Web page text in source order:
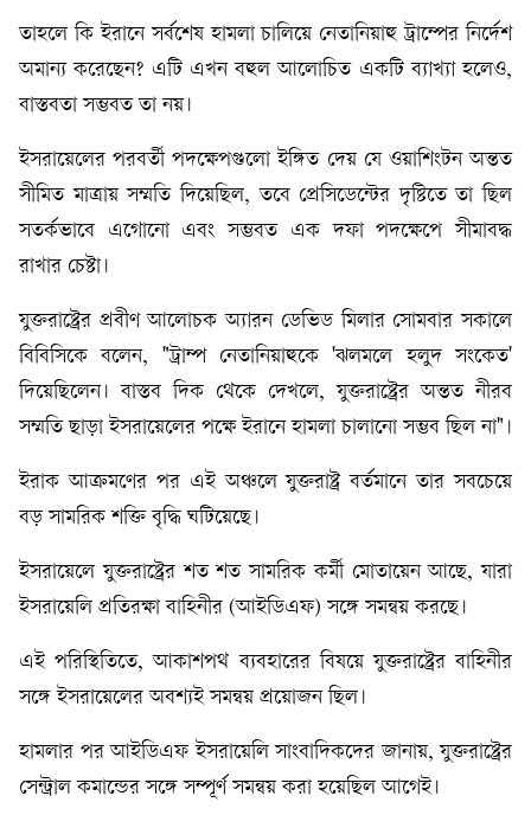
তাহলে কি ইরানে সর্বশেষ হামলা চালিয়ে নেতানিয়াহু ট্রাম্পের নির্দেশ
অমান্য করেছেন? এটি এখন বহুল আলোচিত একটি ব্যাখ্যা হলেও,
বাস্তবতা সম্ভবত তা নয়।
ইসরায়েলের পরবর্তী পদক্ষেপগুলো ইঙ্গিত দেয় যে ওয়াশিংটন অন্তত
সীমিত মাত্রায় সম্মতি দিয়েছিল, তবে প্রেসিডেন্টের দৃষ্টিতে তা ছিল
সতর্কভাবে এগোনো এবং সম্ভবত এক দফা পদক্ষেপে সীমাবদ্ধ
রাখার চেষ্টা।
যুক্তরাষ্ট্রের প্রবীণ আলোচক অ্যারন ডেভিড মিলার সোমবার সকালে
বিবিসিকে বলেন, "ট্রাম্প নেতানিয়াহুকে 'ঝলমলে হলুদ সংকেত'
দিয়েছিলেন। বাস্তব দিক থেকে দেখলে, যুক্তরাষ্ট্রের অন্তত নীরব
সম্মতি ছাড়া ইসরায়েলের পক্ষে ইরানে হামলা চালানো সম্ভব ছিল না"।
ইরাক আক্রমণের পর এই অঞ্চলে যুক্তরাষ্ট্র বর্তমানে তার সবচেয়ে
বড় সামরিক শক্তি বৃদ্ধি ঘটিয়েছে।
ইসরায়েলে যুক্তরাষ্ট্রের শত শত সামরিক কর্মী মোতায়েন আছে, যারা
ইসরায়েলি প্রতিরক্ষা বাহিনীর (আইডিএফ) সঙ্গে সমন্বয় করছে।
এই পরিস্থিতিতে, আকাশপথ ব্যবহারের বিষয়ে যুক্তরাষ্ট্রের বাহিনীর
সঙ্গে ইসরায়েলের অবশ্যই সমন্বয় প্রয়োজন ছিল।
হামলার পর আইডিএফ ইসরায়েলি সাংবাদিকদের জানায়, যুক্তরাষ্ট্রের
সেন্ট্রাল কমান্ডের সঙ্গে সম্পূর্ণ সমন্বয় করা হয়েছিল আগেই।